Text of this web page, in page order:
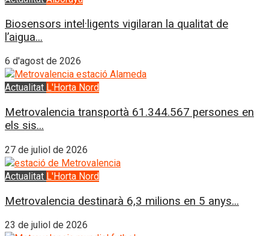
Biosensors intel·ligents vigilaran la qualitat de
l’aigua...
6 d'agost de 2026
Actualitat L'Horta Nord
Metrovalencia transportà 61.344.567 persones en
els sis...
27 de juliol de 2026
Actualitat L'Horta Nord
Metrovalencia destinarà 6,3 milions en 5 anys...
23 de juliol de 2026